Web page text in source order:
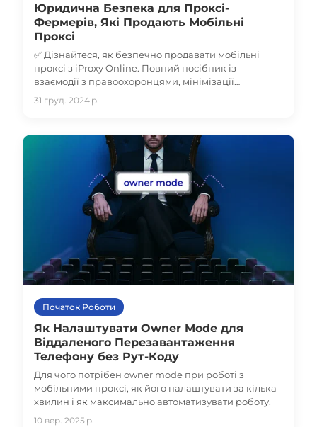
Юридична Безпека для Проксі-
Фермерів, Які Продають Мобільні
Проксі
✅ Дізнайтеся, як безпечно продавати мобільні
проксі з iProxy Online. Повний посібник із
взаємодії з правоохоронцями, мінімізації
юридичних ризиків і захисту вашого проксі-
бізнесу. Захистіть свою діяльність вже сьогодні!
31 груд. 2024 р.
Початок Роботи
Як Налаштувати Owner Mode для
Віддаленого Перезавантаження
Телефону без Рут-Коду
Для чого потрібен owner mode при роботі з
мобільними проксі, як його налаштувати за кілька
хвилин і як максимально автоматизувати роботу.
10 вер. 2025 р.